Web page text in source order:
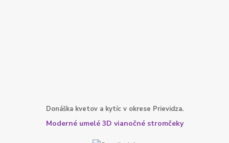
Donáška kvetov a kytíc v okrese Prievidza.
Moderné umelé 3D vianočné stromčeky